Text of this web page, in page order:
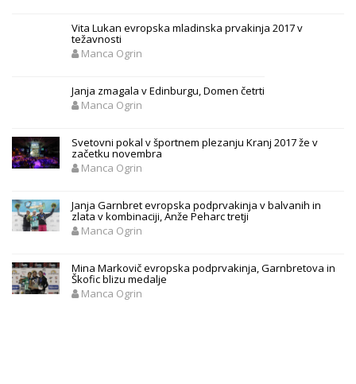
Vita Lukan evropska mladinska prvakinja 2017 v
težavnosti
Manca Ogrin
Janja zmagala v Edinburgu, Domen četrti
Manca Ogrin
Svetovni pokal v športnem plezanju Kranj 2017 že v
začetku novembra
Manca Ogrin
Janja Garnbret evropska podprvakinja v balvanih in
zlata v kombinaciji, Anže Peharc tretji
Manca Ogrin
Mina Markovič evropska podprvakinja, Garnbretova in
Škofic blizu medalje
Manca Ogrin